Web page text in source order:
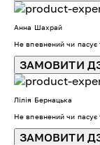
Анна Шахрай
Не впевнений чи пасує
ЗАМОВИТИ
Лілія Бернацька
Не впевнений чи пасує
ЗАМОВИТИ